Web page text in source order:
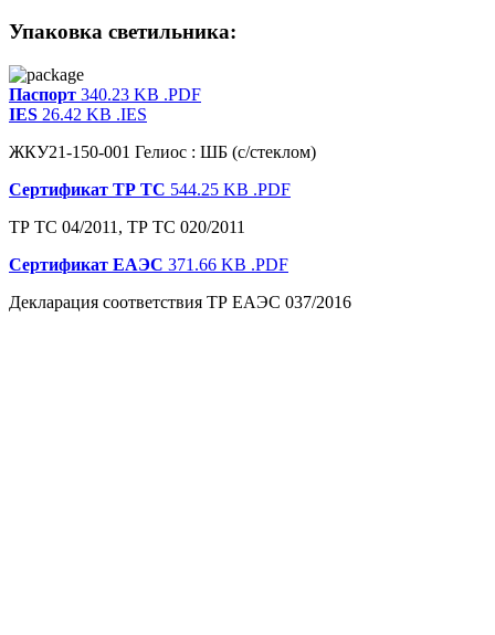
Упаковка светильника:
Паспорт 340.23 KB .PDF
IES 26.42 KB .IES
ЖКУ21-150-001 Гелиос : ШБ (с/стеклом)
Сертификат ТР ТС 544.25 KB .PDF
ТР ТС 04/2011, ТР ТС 020/2011
Сертификат ЕАЭС 371.66 KB .PDF
Декларация соответствия ТР ЕАЭС 037/2016